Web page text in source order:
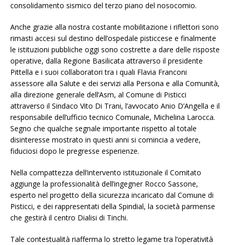
consolidamento sismico del terzo piano del nosocomio.
Anche grazie alla nostra costante mobilitazione i riflettori sono
rimasti accesi sul destino dell’ospedale pisticcese e finalmente
le istituzioni pubbliche oggi sono costrette a dare delle risposte
operative, dalla Regione Basilicata attraverso il presidente
Pittella e i suoi collaboratori tra i quali Flavia Franconi
assessore alla Salute e dei servizi alla Persona e alla Comunità,
alla direzione generale dell’Asm, al Comune di Pisticci
attraverso il Sindaco Vito Di Trani, l’avvocato Anio D’Angella e il
responsabile dell’ufficio tecnico Comunale, Michelina Larocca.
Segno che qualche segnale importante rispetto al totale
disinteresse mostrato in questi anni si comincia a vedere,
fiduciosi dopo le pregresse esperienze.
Nella compattezza dell’intervento istituzionale il Comitato
aggiunge la professionalità dell’ingegner Rocco Sassone,
esperto nel progetto della sicurezza incaricato dal Comune di
Pisticci, e dei rappresentati della Spindial, la società parmense
che gestirà il centro Dialisi di Tinchi.
Tale contestualità riafferma lo stretto legame tra l’operatività